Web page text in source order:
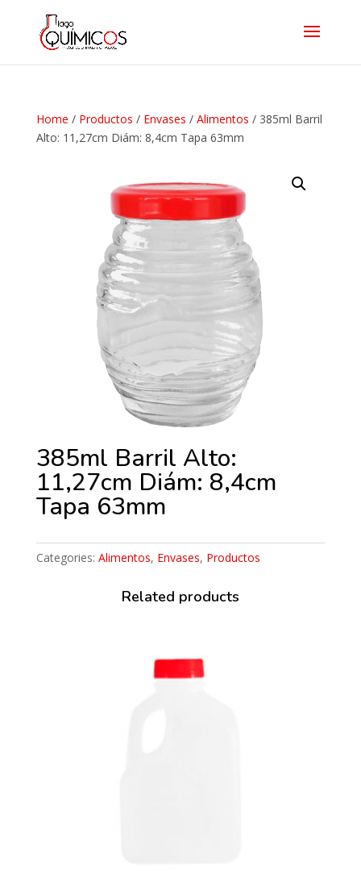
Home / Productos / Envases / Alimentos / 385ml Barril
Alto: 11,27cm Diám: 8,4cm Tapa 63mm
385ml Barril Alto:
11,27cm Diám: 8,4cm
Tapa 63mm
Categories: Alimentos, Envases, Productos
Related products